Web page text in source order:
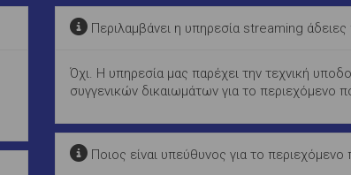
Περιλαμβάνει η υπηρεσία streaming
Όχι. Η υπηρεσία μας παρέχει την τεχνική
συγγενικών δικαιωμάτων για το περιεχόμενο
Ποιος είναι υπεύθυνος για το περιεχόμενο